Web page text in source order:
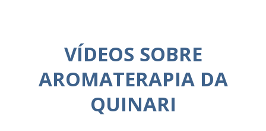
VÍDEOS SOBRE
AROMATERAPIA DA
QUINARI